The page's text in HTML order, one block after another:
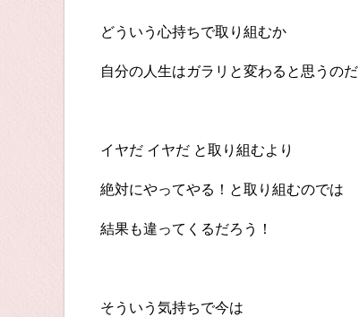
どういう心持ちで取り組むか
自分の人生はガラリと変わると思うのだ
イヤだ イヤだ と取り組むより
絶対にやってやる！と取り組むのでは
結果も違ってくるだろう！
そういう気持ちで今は